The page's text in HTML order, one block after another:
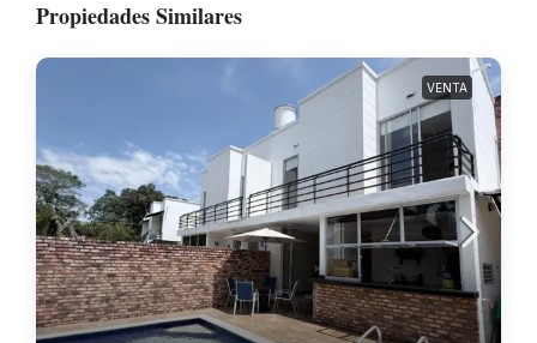
Propiedades Similares
VENTA